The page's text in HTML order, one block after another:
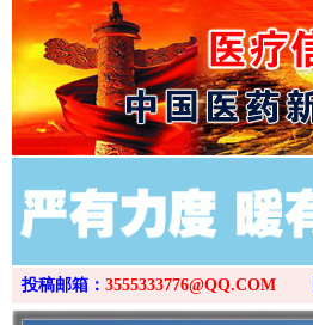
投稿邮箱： 3555333776@QQ.COM